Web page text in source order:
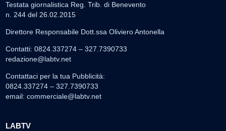
Testata giornalistica Reg. Trib. di Benevento
n. 244 del 26.02.2015
Direttore Responsabile Dott.ssa Oliviero Antonella
Contatti: 0824.337274 – 327.7390733
redazione@labtv.net
Contattaci per la tua Pubblicità:
0824.337274 – 327.7390733
email: commerciale@labtv.net
LABTV